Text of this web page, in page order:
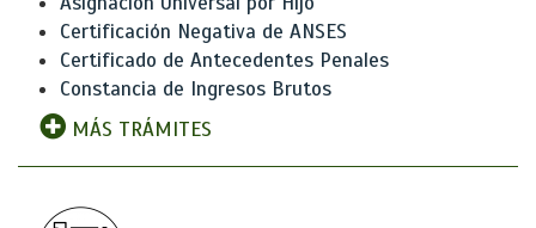
Certificación Negativa de ANSES
Certificado de Antecedentes Penales
Constancia de Ingresos Brutos
MÁS TRÁMITES